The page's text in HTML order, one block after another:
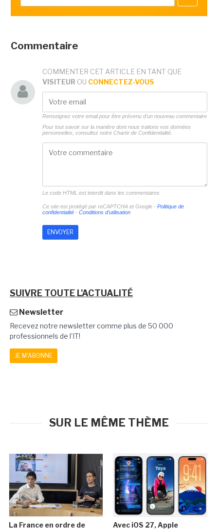
Commentaire
COMMENTER CET ARTICLE EN TANT QUE
VISITEUR OU CONNECTEZ-VOUS
Renseignez votre email pour être prévenu d'un nouveau commentaire
Pour tout savoir sur la manière dont nous traitons vos données
personnelles, consultez notre Charte de Confidentialité.
Le code HTML est interdit dans les commentaires
Ce site est protégé par reCAPTCHA et Google - Politique de
confidentialité- Conditions d'utilisation
SUIVRE TOUTE L'ACTUALITÉ
Newsletter
Recevez notre newsletter comme plus de 50 000
professionnels de l'IT!
JE M'ABONNE
SUR LE MÊME THÈME
La France en ordre de
Avec iOS 27, Apple